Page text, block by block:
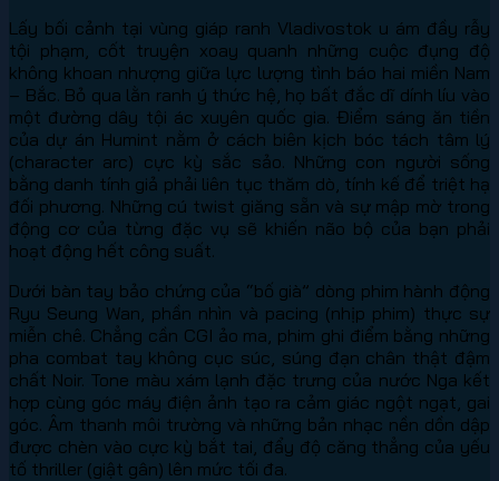
Lấy bối cảnh tại vùng giáp ranh Vladivostok u ám đầy rẫy
tội phạm, cốt truyện xoay quanh những cuộc đụng độ
không khoan nhượng giữa lực lượng tình báo hai miền Nam
– Bắc. Bỏ qua lằn ranh ý thức hệ, họ bất đắc dĩ dính líu vào
một đường dây tội ác xuyên quốc gia. Điểm sáng ăn tiền
của dự án Humint nằm ở cách biên kịch bóc tách tâm lý
(character arc) cực kỳ sắc sảo. Những con người sống
bằng danh tính giả phải liên tục thăm dò, tính kế để triệt hạ
đối phương. Những cú twist giăng sẵn và sự mập mờ trong
động cơ của từng đặc vụ sẽ khiến não bộ của bạn phải
hoạt động hết công suất.
Dưới bàn tay bảo chứng của “bố già” dòng phim hành động
Ryu Seung Wan, phần nhìn và pacing (nhịp phim) thực sự
miễn chê. Chẳng cần CGI ảo ma, phim ghi điểm bằng những
pha combat tay không cục súc, súng đạn chân thật đậm
chất Noir. Tone màu xám lạnh đặc trưng của nước Nga kết
hợp cùng góc máy điện ảnh tạo ra cảm giác ngột ngạt, gai
góc. Âm thanh môi trường và những bản nhạc nền dồn dập
được chèn vào cực kỳ bắt tai, đẩy độ căng thẳng của yếu
tố thriller (giật gân) lên mức tối đa.